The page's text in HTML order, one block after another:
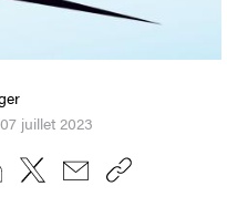
juillet 2023